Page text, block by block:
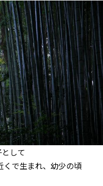
して
くで生まれ、幼少の頃